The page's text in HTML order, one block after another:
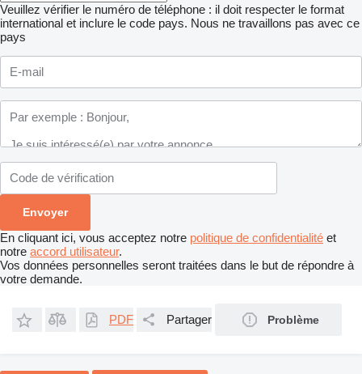
Veuillez vérifier le numéro de téléphone : il doit respecter le format
international et inclure le code pays. Nous ne travaillons pas avec ce
pays
En cliquant ici, vous acceptez notre politique de confidentialité et
notre accord utilisateur.
Vos données personnelles seront traitées dans le but de répondre à
votre demande.
PDF Partager Problème